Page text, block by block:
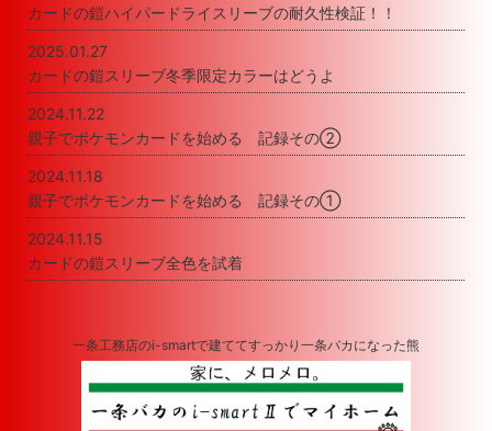
カードの鎧ハイパードライスリーブの耐久性検証！！
2025.01.27
カードの鎧スリーブ冬季限定カラーはどうよ
2024.11.22
親子でポケモンカードを始める 記録その②
2024.11.18
親子でポケモンカードを始める 記録その①
2024.11.15
カードの鎧スリーブ全色を試着
一条工務店のi-smartで建ててすっかり一条バカになった熊